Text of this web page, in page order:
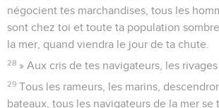
négocient tes marchandises, tous les
sont chez toi et toute ta population
la mer, quand viendra le jour de ta chute.
28 » Aux cris de tes navigateurs, les
29 Tous les rameurs, les marins,
bateaux, tous les navigateurs de la mer se